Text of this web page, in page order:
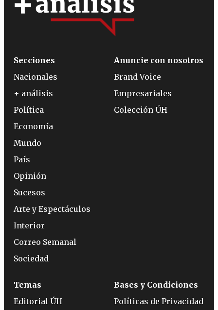
Secciones
Nacionales
+ análisis
Política
Economía
Mundo
País
Opinión
Sucesos
Arte y Espectáculos
Interior
Correo Semanal
Sociedad
Anuncie con nosotros
Brand Voice
Empresariales
Colección ÚH
Temas
Editorial ÚH
Bases y Condiciones
Políticas de Privacidad